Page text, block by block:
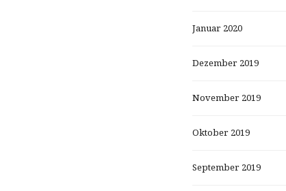
Januar 2020
Dezember 2019
November 2019
Oktober 2019
September 2019